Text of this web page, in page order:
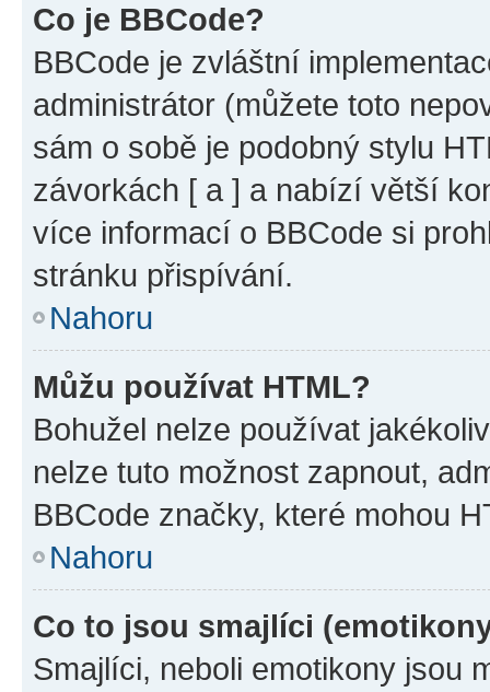
Co je BBCode?
BBCode je zvláštní
administrátor (můžete toto
sám o sobě je podobný stylu
závorkách [ a ] a nabízí větší
více informací o BBCode si
stránku přispívání.
Nahoru
Můžu používat HTML?
Bohužel nelze používat
nelze tuto možnost zapnout,
BBCode značky, které mohou
Nahoru
Co to jsou smajlíci
Smajlíci, neboli emotikony jsou